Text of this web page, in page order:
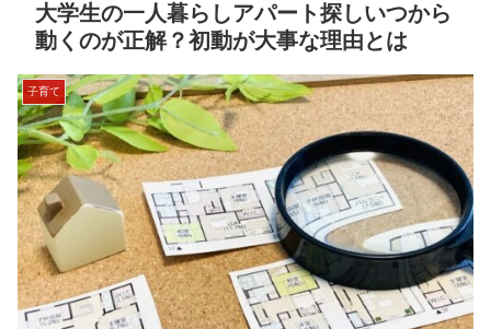
大学生の一人暮らしアパート探しいつから
動くのが正解？初動が大事な理由とは
子育て